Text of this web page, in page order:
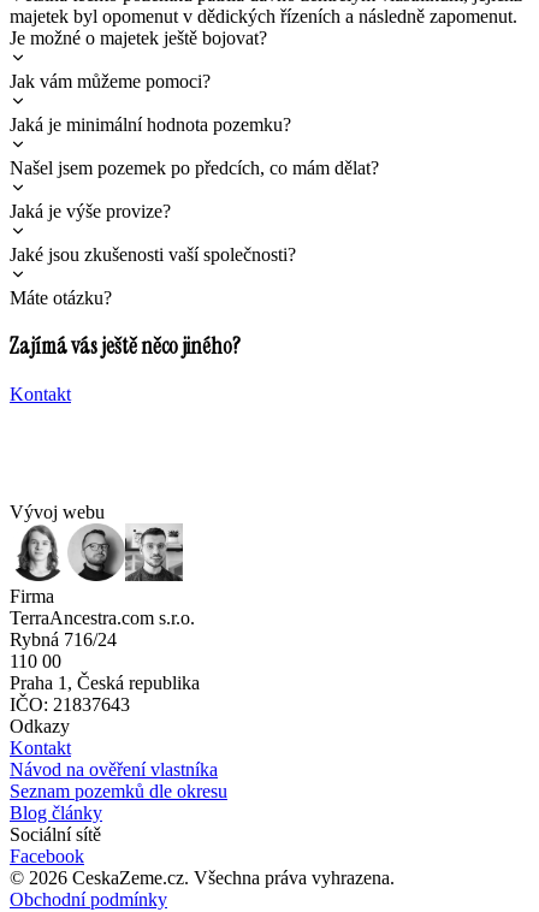
majetek byl opomenut v dědických řízeních a následně zapomenut.
Je možné o majetek ještě bojovat?
Jak vám můžeme pomoci?
Jaká je minimální hodnota pozemku?
Našel jsem pozemek po předcích, co mám dělat?
Jaká je výše provize?
Jaké jsou zkušenosti vaší společnosti?
Máte otázku?
Zajímá vás ještě něco jiného?
Kontakt
Vývoj webu
Firma
TerraAncestra.com s.r.o.
Rybná 716/24
110 00
Praha 1, Česká republika
IČO: 21837643
Odkazy
Kontakt
Návod na ověření vlastníka
Seznam pozemků dle okresu
Blog články
Sociální sítě
Facebook
© 2026 CeskaZeme.cz. Všechna práva vyhrazena.
Obchodní podmínky